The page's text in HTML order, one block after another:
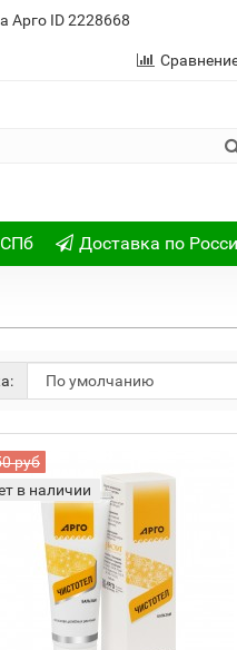
Арго ID 2228668
Доставка по
руб
в наличии